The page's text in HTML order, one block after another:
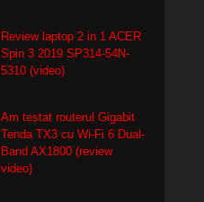
Review laptop 2 in 1 ACER
Spin 3 2019 SP314-54N-
5310 (video)
Am testat routerul Gigabit
Tenda TX3 cu Wi-Fi 6 Dual-
Band AX1800 (review
video)